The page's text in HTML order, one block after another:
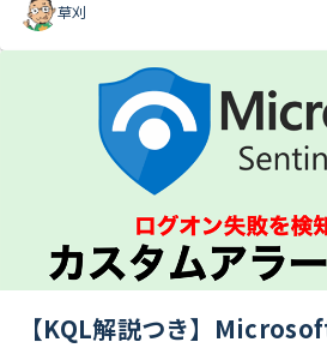
草刈
【KQL解説つき】